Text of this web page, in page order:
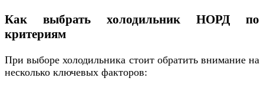
Как выбрать холодильник НОРД по
критериям
При выборе холодильника стоит обратить внимание на
несколько ключевых факторов: